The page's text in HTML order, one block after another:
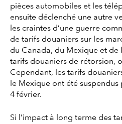
pièces automobiles et les
ensuite déclenché une autre
les craintes d’une guerre
de tarifs douaniers sur les
du Canada, du Mexique et de
tarifs douaniers de rétorsion,
Cependant, les tarifs
le Mexique ont été
4 février.
Si l’impact à long terme des